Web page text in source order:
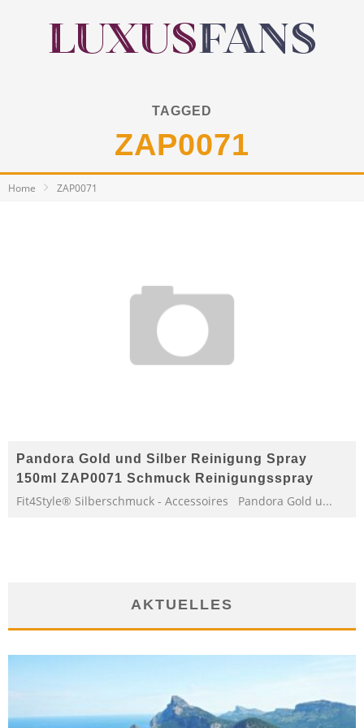
TAGGED
ZAP0071
Home ZAP0071
Pandora Gold und Silber Reinigung Spray
150ml ZAP0071 Schmuck Reinigungsspray
Fit4Style® Silberschmuck - Accessoires Pandora Gold u...
AKTUELLES